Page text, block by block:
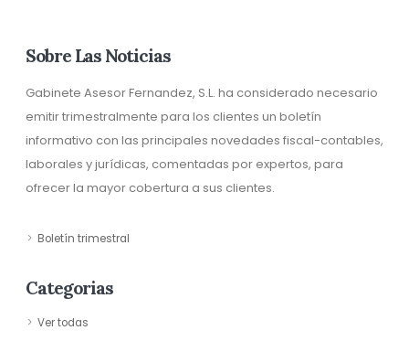
Sobre Las Noticias
Gabinete Asesor Fernandez, S.L. ha considerado necesario
emitir trimestralmente para los clientes un boletín
informativo con las principales novedades fiscal-contables,
laborales y jurídicas, comentadas por expertos, para
ofrecer la mayor cobertura a sus clientes.
Boletín trimestral
Categorias
Ver todas